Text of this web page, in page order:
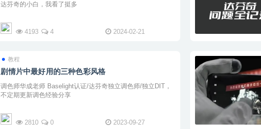
达芬奇的小白，我看了挺多
4193 4 2024-02-21
教程
剧情片中最好用的三种色彩风格
调色师华成老师 Baselight认证/达芬奇独立调色师/独立DIT，
不定期更新调色经验分享
2810 0 2023-09-27